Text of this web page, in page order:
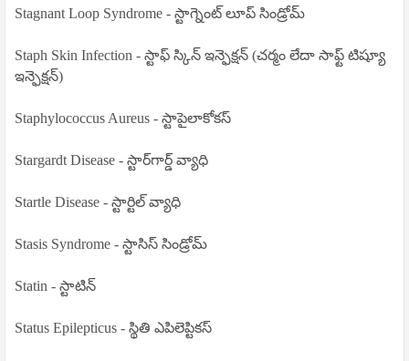
Stagnant Loop Syndrome - స్టాగ్నెంట్ లూప్ సిండ్రోమ్
Staph Skin Infection - స్టాఫ్ స్కిన్ ఇన్ఫెక్షన్ (చర్మం లేదా సాఫ్ట్ టిష్యూ
ఇన్ఫెక్షన్)
Staphylococcus Aureus - స్టాపైలాకోకస్
Stargardt Disease - స్టార్‌గార్డ్ వ్యాధి
Startle Disease - స్టార్టిల్ వ్యాధి
Stasis Syndrome - స్టాసిస్ సిండ్రోమ్
Statin - స్టాటిన్
Status Epilepticus - స్థితి ఎపిలెప్టికస్